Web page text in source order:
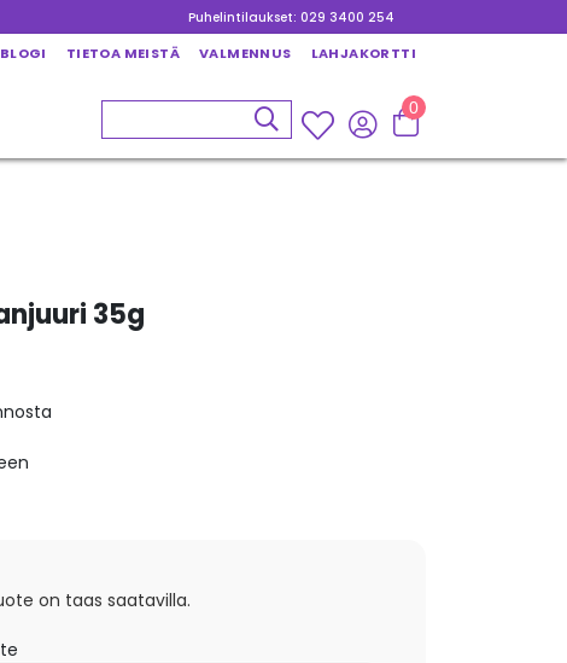
Puhelintilaukset: 029 3400 254
BLOGI TIETOA MEISTÄ VALMENNUS LAHJAKORTTI
0
35g
on taas saatavilla.